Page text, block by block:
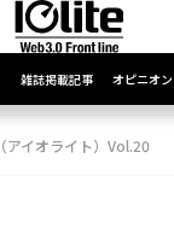
雑誌掲載記事 オピニオン
イオライト）Vol.20